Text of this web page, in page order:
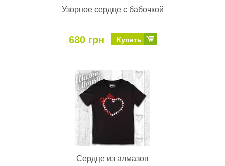
Узорное сердце с бабочкой
680 грн Купить
Сердце из алмазов